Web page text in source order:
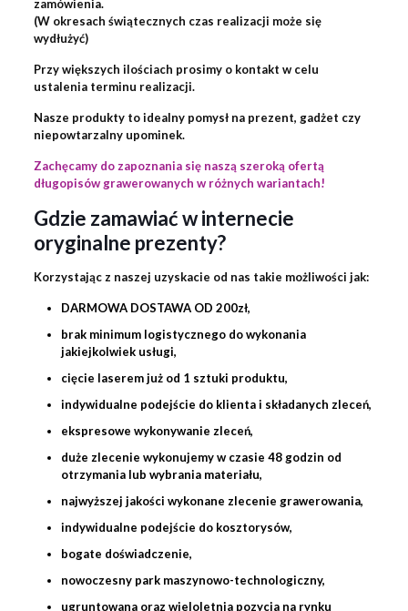
zamówienia.
(W okresach świątecznych czas realizacji może się
wydłużyć)
Przy większych ilościach prosimy o kontakt w celu
ustalenia terminu realizacji.
Nasze produkty to idealny pomysł na prezent, gadżet czy
niepowtarzalny upominek.
Zachęcamy do zapoznania się naszą szeroką ofertą
długopisów grawerowanych w różnych wariantach!
Gdzie zamawiać w internecie
oryginalne prezenty?
Korzystając z naszej uzyskacie od nas takie możliwości jak:
DARMOWA DOSTAWA OD 200zł,
brak minimum logistycznego do wykonania
jakiejkolwiek usługi,
cięcie laserem już od 1 sztuki produktu,
indywidualne podejście do klienta i składanych zleceń,
ekspresowe wykonywanie zleceń,
duże zlecenie wykonujemy w czasie 48 godzin od
otrzymania lub wybrania materiału,
najwyższej jakości wykonane zlecenie grawerowania,
indywidualne podejście do kosztorysów,
bogate doświadczenie,
nowoczesny park maszynowo-technologiczny,
ugruntowana oraz wieloletnia pozycja na rynku